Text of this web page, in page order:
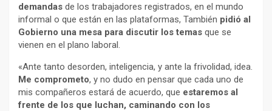
demandas de los trabajadores registrados, en el mundo
informal o que están en las plataformas, También pidió al
Gobierno una mesa para discutir los temas que se
vienen en el plano laboral.
«Ante tanto desorden, inteligencia, y ante la frivolidad, idea.
Me comprometo, y no dudo en pensar que cada uno de
mis compañeros estará de acuerdo, que estaremos al
frente de los que luchan, caminando con los